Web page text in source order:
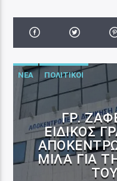
ΝΕΑ ΠΟΛΙΤΙΚΟΙ
ΓΡ.
ΕΙΔΙΚΌΣ
ΜΙΛΆ ΓΙΑ